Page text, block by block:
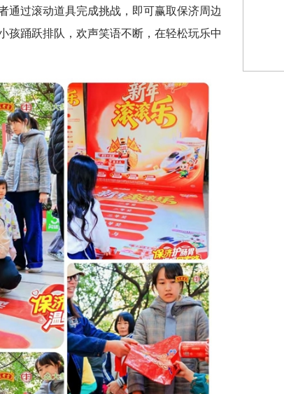
通过滚动道具完成挑战，即可赢取保济周边
孩踊跃排队，欢声笑语不断，在轻松玩乐中